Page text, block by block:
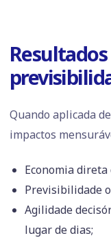
Quando aplicada
impactos
Economia direta
Previsibilidade
Agilidade
lugar de dias;